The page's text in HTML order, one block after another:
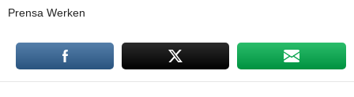
Prensa Werken